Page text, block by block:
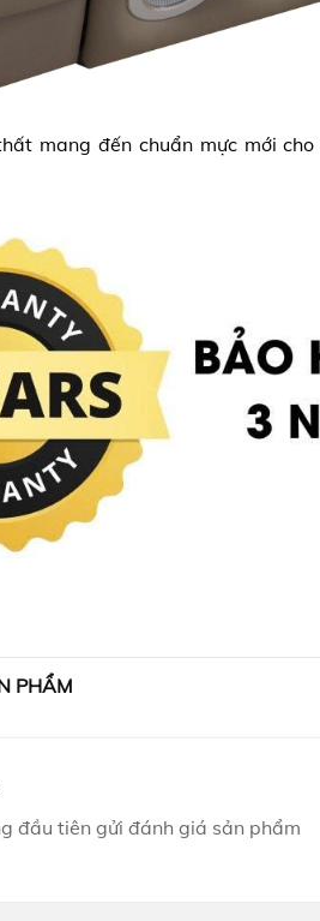
mang đến chuẩn mực mới
PHẨM
đầu tiên gửi đánh giá sản phẩm